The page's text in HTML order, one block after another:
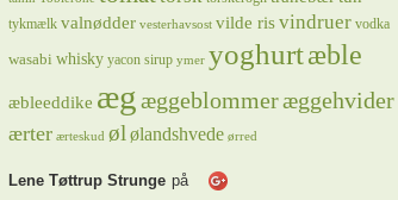
tykmælk valnødder vesterhavsost vilde ris vindruer vodka
wasabi whisky yacon sirup ymer yoghurtæble
æbleeddike æg æggeblommeræggehvider
ærter ærteskud øl ølandshvede ørred
Lene Tøttrup Strunge på